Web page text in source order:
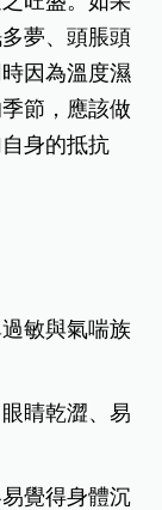
夢、頭脹頭
因為溫度濕
節，應該做
身的抵抗
敏與氣喘族
睛乾澀、易
覺得身體沉